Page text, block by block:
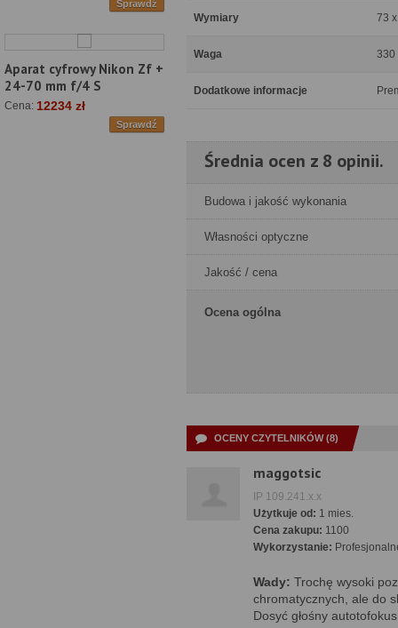
Sprawdź
Aparat cyfrowy Nikon Zf +
24-70 mm f/4 S
Cena: 12234 zł
Sprawdź
Wymiary 73
Waga 330
Dodatkowe informacje
Średnia ocen z 8 opinii.
Budowa i jakość wykonania
Własności optyczne
Jakość / cena
Ocena ogólna
OCENY CZYTELNIKÓW (8)
maggotsic
IP 109.241.x.x
Użytkuje od: 1 mies.
Cena zakupu: 1100
Wykorzystanie:
Wady: Trochę wysoki
chromatycznych, ale do
Dosyć głośny